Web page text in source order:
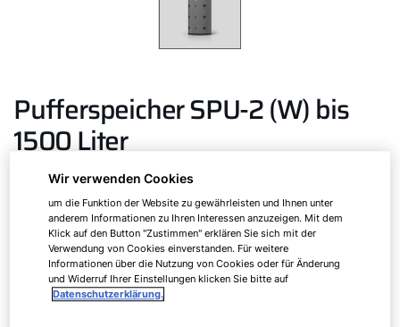
Pufferspeicher SPU-2 (W) bis
1500 Liter
Pufferspeicher zur Heizungsunterstützung mit
abnehmbarer Wärmedämmung und Glattrohr-
Wärmetauscher und W-Varianten
SPU-1
Wir verwenden Cookies
um die Funktion der Website zu gewährleisten und Ihnen unter
anderem Informationen zu Ihren Interessen anzuzeigen. Mit dem
Klick auf den Button "Zustimmen" erklären Sie sich mit der
Verwendung von Cookies einverstanden. Für weitere
Informationen über die Nutzung von Cookies oder für Änderung
und Widerruf Ihrer Einstellungen klicken Sie bitte auf
Datenschutzerklärung.